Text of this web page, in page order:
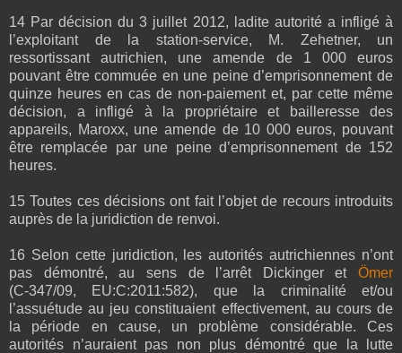
14 Par décision du 3 juillet 2012, ladite autorité a infligé à
l’exploitant de la station-service, M. Zehetner, un
ressortissant autrichien, une amende de 1 000 euros
pouvant être commuée en une peine d’emprisonnement de
quinze heures en cas de non-paiement et, par cette même
décision, a infligé à la propriétaire et bailleresse des
appareils, Maroxx, une amende de 10 000 euros, pouvant
être remplacée par une peine d’emprisonnement de 152
heures.
15 Toutes ces décisions ont fait l’objet de recours introduits
auprès de la juridiction de renvoi.
16 Selon cette juridiction, les autorités autrichiennes n’ont
pas démontré, au sens de l’arrêt Dickinger et Ömer
(C‑347/09, EU:C:2011:582), que la criminalité et/ou
l’assuétude au jeu constituaient effectivement, au cours de
la période en cause, un problème considérable. Ces
autorités n’auraient pas non plus démontré que la lutte